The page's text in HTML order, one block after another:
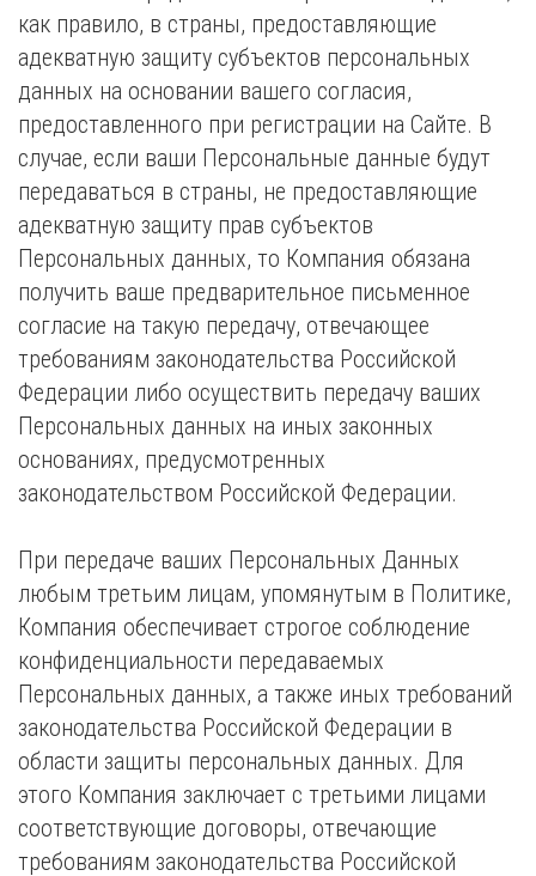
как правило, в страны, предоставляющие
адекватную защиту субъектов персональных
данных на основании вашего согласия,
предоставленного при регистрации на Сайте. В
случае, если ваши Персональные данные будут
передаваться в страны, не предоставляющие
адекватную защиту прав субъектов
Персональных данных, то Компания обязана
получить ваше предварительное письменное
согласие на такую передачу, отвечающее
требованиям законодательства Российской
Федерации либо осуществить передачу ваших
Персональных данных на иных законных
основаниях, предусмотренных
законодательством Российской Федерации.
При передаче ваших Персональных Данных
любым третьим лицам, упомянутым в Политике,
Компания обеспечивает строгое соблюдение
конфиденциальности передаваемых
Персональных данных, а также иных требований
законодательства Российской Федерации в
области защиты персональных данных. Для
этого Компания заключает с третьими лицами
соответствующие договоры, отвечающие
требованиям законодательства Российской